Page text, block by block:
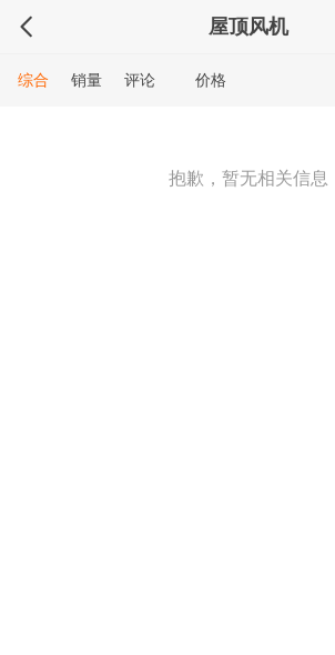
屋顶风机
综合 销量 评论 价格
抱歉，暂无相关信息